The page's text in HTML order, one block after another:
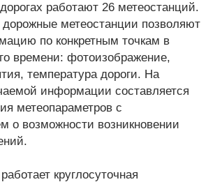
работают 26 метеостанций.
метеостанции позволяют
по конкретным точкам в
времени: фотоизображение,
температура дороги. На
информации составляется
метеопараметров с
о возможности возникновении
круглосуточная